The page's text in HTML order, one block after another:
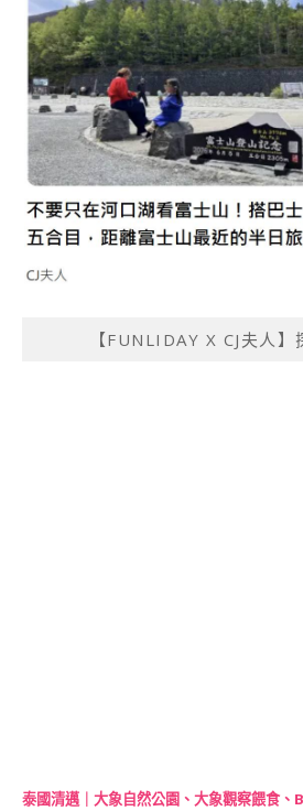
【FUNLIDAY X CJ夫人
泰國清邁｜大象自然公園、大象觀察餵食